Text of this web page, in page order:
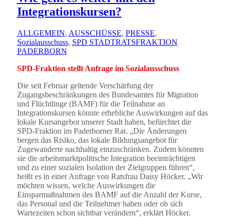
Integrationskursen?
ALLGEMEIN, AUSSCHÜSSE, PRESSE,
Sozialausschuss, SPD STADTRATSFRAKTION
PADERBORN
SPD-Fraktion stellt Anfrage im Sozialausschuss
Die seit Februar geltende Verschärfung der
Zugangsbeschränkungen des Bundesamtes für Migration
und Flüchtlinge (BAMF) für die Teilnahme an
Integrationskursen könnte erhebliche Auswirkungen auf das
lokale Kursangebot unserer Stadt haben, befürchtet die
SPD-Fraktion im Paderborner Rat. „Die Änderungen
bergen das Risiko, das lokale Bildungsangebot für
Zugewanderte nachhaltig einzuschränken. Zudem könnten
sie die arbeitsmarktpolitische Integration beeinträchtigen
und zu einer sozialen Isolation der Zielgruppen führen“,
heißt es in einer Anfrage von Ratsfrau Daisy Höcker. „Wir
möchten wissen, welche Auswirkungen die
Einsparmaßnahmen des BAMF auf die Anzahl der Kurse,
das Personal und die Teilnehmer haben oder ob sich
Wartezeiten schon sichtbar verändern“, erklärt Höcker.